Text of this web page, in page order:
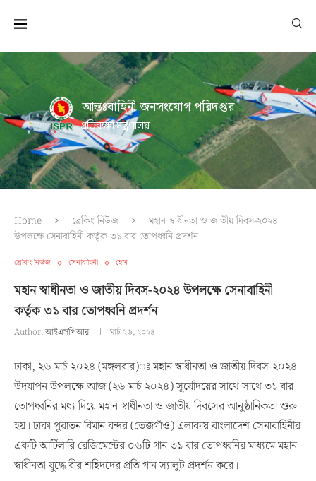
আন্তঃবাহিনী জনসংযোগ পরিদপ্তর
প্রতিরক্ষা মন্ত্রণালয়
Home ব্রেকিং নিউজ
মহান স্বাধীনতা ও জাতীয় দিবস-২০২৪
উপলক্ষে সেনাবাহিনী কর্তৃক ৩১ বার তোপধ্বনি প্রদর্শন
ব্রেকিং নিউজ সেনাবাহিনী হোম
মহান স্বাধীনতা ও জাতীয় দিবস-২০২৪ উপলক্ষে সেনাবাহিনী
কর্তৃক ৩১ বার তোপধ্বনি প্রদর্শন
Author:আইএসপিআর মার্চ ২৬, ২০২৪
ঢাকা, ২৬ মার্চ ২০২৪ (মঙ্গলবার)ঃ মহান স্বাধীনতা ও জাতীয় দিবস-২০২৪
উদযাপন উপলক্ষে আজ (২৬ মার্চ ২০২৪) সূর্যোদয়ের সাথে সাথে ৩১ বার
তোপধ্বনির মধ্য দিয়ে মহান স্বাধীনতা ও জাতীয় দিবসের আনুষ্ঠানিকতা শুরু
হয়। ঢাকা পুরাতন বিমান বন্দর (তেজগাঁও) এলাকায় বাংলাদেশ সেনাবাহিনীর
একটি আর্টিলারি রেজিমেন্টের ০৬টি গান ৩১ বার তোপধ্বনির মাধ্যমে মহান
স্বাধীনতা যুদ্ধে বীর শহিদদের প্রতি গান স্যালুট প্রদর্শন করে।